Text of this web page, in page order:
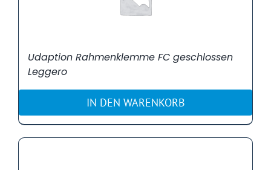
Udaption Rahmenklemme FC geschlossen
Leggero
IN DEN WARENKORB